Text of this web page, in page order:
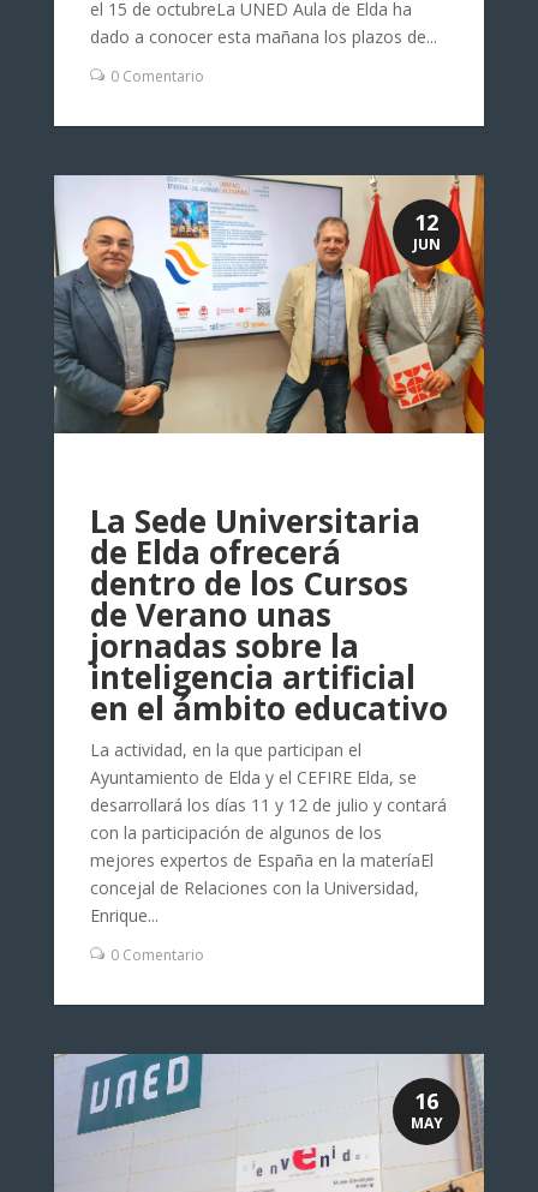
el 15 de octubreLa UNED Aula de Elda ha
dado a conocer esta mañana los plazos de...
0 Comentario
La Sede Universitaria
de Elda ofrecerá
dentro de los Cursos
de Verano unas
jornadas sobre la
inteligencia artificial
en el ámbito educativo
La actividad, en la que participan el
Ayuntamiento de Elda y el CEFIRE Elda, se
desarrollará los días 11 y 12 de julio y contará
con la participación de algunos de los
mejores expertos de España en la materíaEl
concejal de Relaciones con la Universidad,
Enrique...
0 Comentario
12
JUN
16
MAY